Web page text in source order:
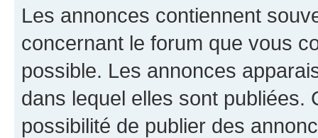
Les annonces contiennent
concernant le forum que vous
possible. Les annonces
dans lequel elles sont publiées.
possibilité de publier des